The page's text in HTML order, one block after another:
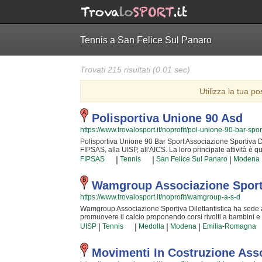
Tennis a San Felice Sul Panaro
Trovati 215 risultati (0.01 sec)
Utilizza la tua
Polisportiva Unione 90 Asd
https://www.trovalosport.it/noprofit/pol-unione-90-bar-
Polisportiva Unione 90 Bar Sport Associazione
FIPSAS, alla UISP, all'AICS. La loro principale attività è
e ragazzi. Polisportiva Unione 90 Bar Sport
panaro ha educato generazioni di atleti,
squadra. I loro istruttori di pallacanestro sono tra i più
il talento dei bambini che iniziano a giocare e dei
Polisportiva Unione 90 Bar Sport Associazione
perché possa raggiungere il successo che merita in un
tengono in palestra a {city} e seguono l'andamento del
squadra, si tengono generalmente nel week end. Se
palestra o mandare un messaggio cliccando sul bottone
FIPSAS | Tennis | San Felice Sul Panaro | Modena
Wamgroup Associazione
https://www.trovalosport.it/noprofit/wamgroup-a-s-d
Wamgroup Associazione Sportiva Dilettantistica ha
promuovere il calcio proponendo corsi rivolti a bambini
nella comunità di medolla e al loro interno sono
fondamentali dello sport e l'importanza del lavoro di
e sono sicuramente i più adatti a sviluppare il talento
livelli di eccellenza. Per questo motivo Wamgroup
nell'associazione, perché possa raggiungere il
UISP | Tennis | Medolla | Modena | Emilia-Romagna
Movimenti In Costruzione